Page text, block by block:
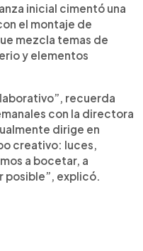
inicial cimentó una
el montaje de
mezcla temas de
y elementos
recuerda
con la directora
dirige en
creativo: luces,
a bocetar, a
posible”, explicó.